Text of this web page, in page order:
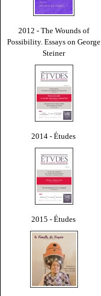
2012 - The Wounds of
Possibility. Essays on George
Steiner
2014 - Études
2015 - Études